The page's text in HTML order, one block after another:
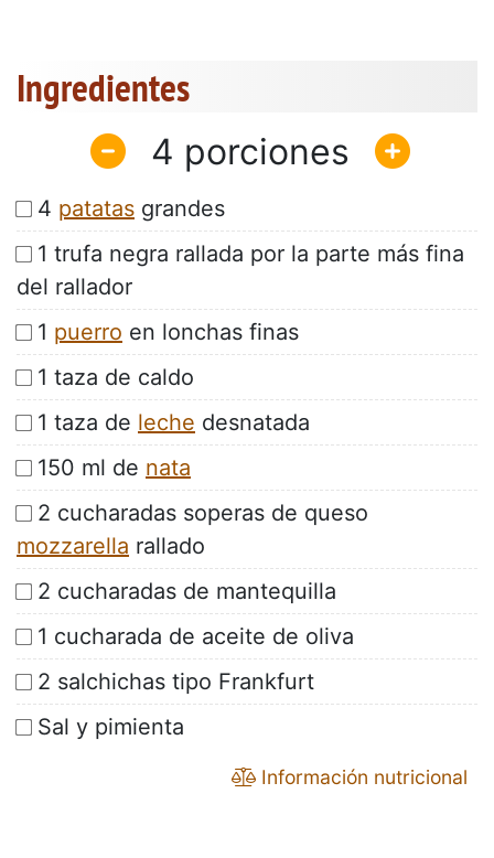
Ingredientes
4
4 patatas grandes
1 trufa negra rallada por la parte más fina
del rallador
1 puerro en lonchas finas
1 taza de caldo
1 taza de leche desnatada
150 ml de nata
2 cucharadas soperas de queso
mozzarella rallado
2 cucharadas de mantequilla
1 cucharada de aceite de oliva
2 salchichas tipo Frankfurt
Sal y pimienta
Información nutricional